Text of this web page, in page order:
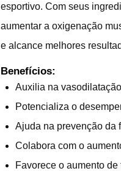
esportivo. Com seus
aumentar a oxigenação
e alcance melhores
Benefícios:
Auxilia na
Potencializa o
Ajuda na prevenção da
Colabora com o
Favorece o aumento